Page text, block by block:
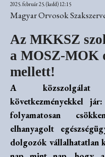
2025. február 25. (kedd) 12:15
Magyar Orvosok
Az MKKSZ
a MOSZ-MOK
mellett!
A közszolgálat
következményekkel
folyamatosan
elhanyagolt
dolgozók vállalhatatlan